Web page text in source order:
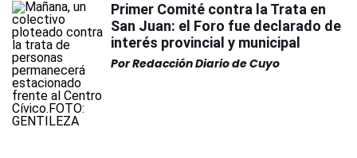
Primer Comité contra la Trata en
San Juan: el Foro fue declarado de
interés provincial y municipal
PorRedacción Diario de Cuyo